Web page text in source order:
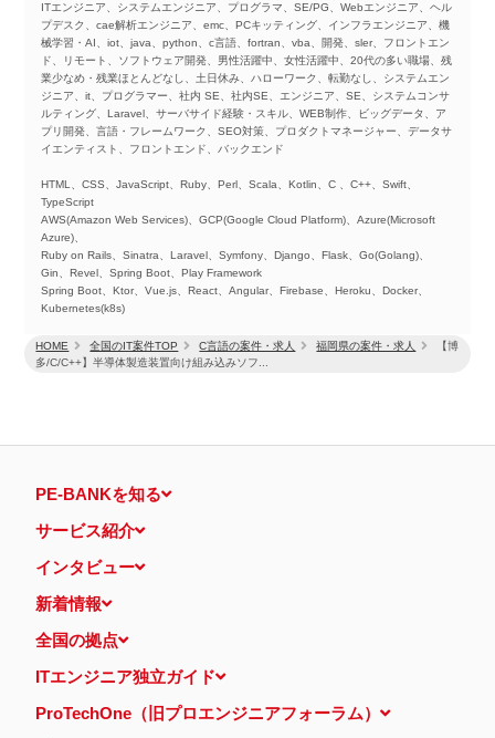
HOME 全国のIT案件TOP C言語の案件・求人 福岡県の案件・求人
【博
多/C/C++】半導体製造装置向け組み込みソフ...
ITエンジニア、システムエンジニア、プログラマ、SE/PG、Webエンジニア、ヘル
プデスク、cae解析エンジニア、emc、PCキッティング、インフラエンジニア、機
械学習・AI、iot、java、python、c言語、fortran、vba、開発、sler、フロントエン
ド、リモート、ソフトウェア開発、男性活躍中、女性活躍中、20代の多い職場、残
業少なめ・残業ほとんどなし、土日休み、ハローワーク、転勤なし、システムエン
ジニア、it、プログラマー、社内 SE、社内SE、エンジニア、SE、システムコンサ
ルティング、Laravel、サーバサイド経験・スキル、WEB制作、ビッグデータ、ア
プリ開発、言語・フレームワーク、SEO対策、プロダクトマネージャー、データサ
イエンティスト、フロントエンド、バックエンド
HTML、CSS、JavaScript、Ruby、Perl、Scala、Kotlin、C 、C++、Swift、
TypeScript
AWS(Amazon Web Services)、GCP(Google Cloud Platform)、Azure(Microsoft
Azure)、
Ruby on Rails、Sinatra、Laravel、Symfony、Django、Flask、Go(Golang)、
Gin、Revel、Spring Boot、Play Framework
Spring Boot、Ktor、Vue.js、React、Angular、Firebase、Heroku、Docker、
Kubernetes(k8s)
PE-BANKを知る
サービス紹介
インタビュー
新着情報
全国の拠点
ITエンジニア独立ガイド
ProTechOne（旧プロエンジニアフォーラム）